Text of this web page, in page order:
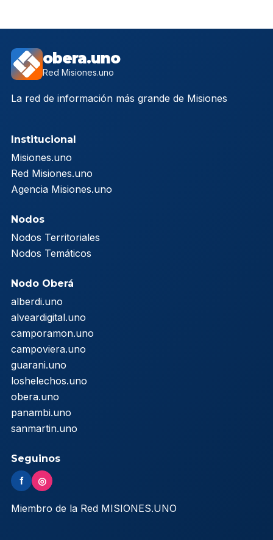
obera.uno
Red Misiones.uno
La red de información más grande de Misiones
Institucional
Misiones.uno
Red Misiones.uno
Agencia Misiones.uno
Nodos
Nodos Territoriales
Nodos Temáticos
Nodo Oberá
alberdi.uno
alveardigital.uno
camporamon.uno
campoviera.uno
guarani.uno
loshelechos.uno
obera.uno
panambi.uno
sanmartin.uno
Seguinos
f ◎
Miembro de la Red MISIONES.UNO